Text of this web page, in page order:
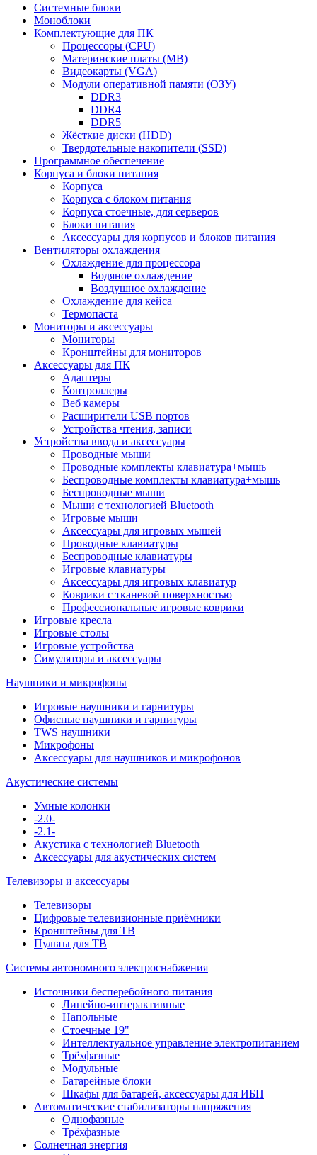
Системные блоки
Моноблоки
Комплектующие для ПК
Процессоры (CPU)
Материнские платы (MB)
Видеокарты (VGA)
Модули оперативной памяти (ОЗУ)
DDR3
DDR4
DDR5
Жёсткие диски (HDD)
Твердотельные накопители (SSD)
Программное обеспечение
Корпуса и блоки питания
Корпуса
Корпуса с блоком питания
Корпуса стоечные, для серверов
Блоки питания
Аксессуары для корпусов и блоков питания
Вентиляторы охлаждения
Охлаждение для процессора
Водяное охлаждение
Воздушное охлаждение
Охлаждение для кейса
Термопаста
Мониторы и аксессуары
Мониторы
Кронштейны для мониторов
Аксессуары для ПК
Адаптеры
Контроллеры
Веб камеры
Расширители USB портов
Устройства чтения, записи
Устройства ввода и аксессуары
Проводные мыши
Проводные комплекты клавиатура+мышь
Беспроводные комплекты клавиатура+мышь
Беспроводные мыши
Мыши с технологией Bluetooth
Игровые мыши
Аксессуары для игровых мышей
Проводные клавиатуры
Беспроводные клавиатуры
Игровые клавиатуры
Аксессуары для игровых клавиатур
Коврики с тканевой поверхностью
Профессиональные игровые коврики
Игровые кресла
Игровые столы
Игровые устройства
Симуляторы и аксессуары
Наушники и микрофоны
Игровые наушники и гарнитуры
Офисные наушники и гарнитуры
TWS наушники
Микрофоны
Аксессуары для наушников и микрофонов
Акустические системы
Умные колонки
-2.0-
-2.1-
Акустика с технологией Bluetooth
Аксессуары для акустических систем
Телевизоры и аксессуары
Телевизоры
Цифровые телевизионные приёмники
Кронштейны для ТВ
Пульты для ТВ
Системы автономного электроснабжения
Источники бесперебойного питания
Линейно-интерактивные
Напольные
Стоечные 19"
Интеллектуальное управление электропитанием
Трёхфазные
Модульные
Батарейные блоки
Шкафы для батарей, аксессуары для ИБП
Автоматические стабилизаторы напряжения
Однофазные
Трёхфазные
Солнечная энергия